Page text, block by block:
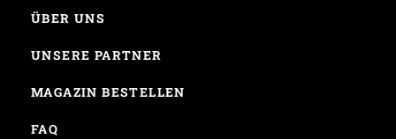
ÜBER UNS
UNSERE PARTNER
MAGAZIN BESTELLEN
FAQ